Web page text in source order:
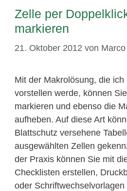
Zelle per
markieren
21. Oktober 2012 von
Mit der Makrolösung, die ich
vorstellen werde, können
markieren und ebenso die
aufheben. Auf diese Art
Blattschutz versehene
ausgewählten Zellen
der Praxis können Sie mit
Checklisten erstellen,
oder